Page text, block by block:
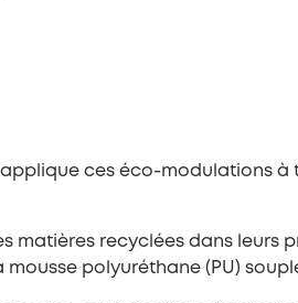
applique ces éco-modulations
matières recyclées dans leurs
polyuréthane (PU)